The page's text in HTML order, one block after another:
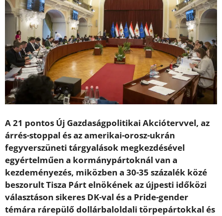
A 21 pontos Új Gazdaságpolitikai Akciótervvel, az
árrés-stoppal és az amerikai-orosz-ukrán
fegyverszüneti tárgyalások megkezdésével
egyértelműen a kormánypártoknál van a
kezdeményezés, miközben a 30-35 százalék közé
beszorult Tisza Párt elnökének az újpesti időközi
választáson sikeres DK-val és a Pride-gender
témára rárepülő dollárbaloldali törpepártokkal és